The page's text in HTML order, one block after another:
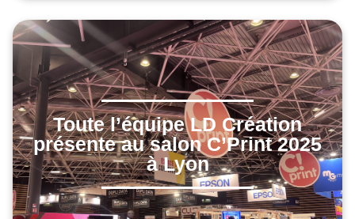
Toute l’équipe LD Création
présente au salon C’Print 2025
à Lyon